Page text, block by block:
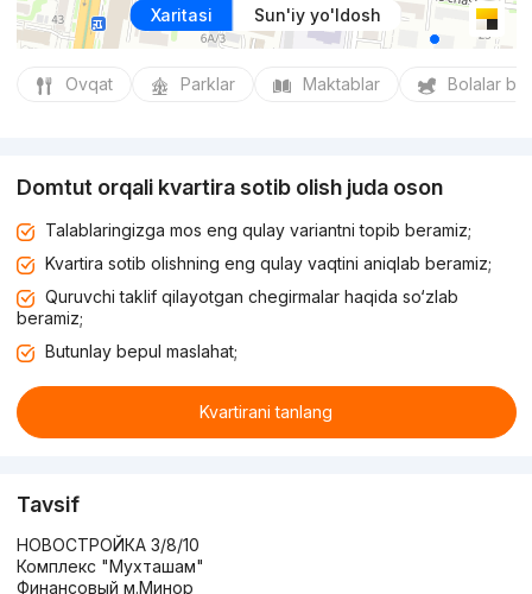
Xaritasi Sun'iy yo'ldosh
Ovqat Parklar Maktablar Bolalar
Domtut orqali kvartira sotib olish juda oson
Talablaringizga mos eng qulay variantni topib beramiz;
Kvartira sotib olishning eng qulay vaqtini aniqlab beramiz;
Quruvchi taklif qilayotgan chegirmalar haqida so‘zlab
beramiz;
Butunlay bepul maslahat;
Kvartirani tanlang
Tavsif
НОВОСТРОЙКА 3/8/10
Комплекс "Мухташам"
Финансовый м.Минор